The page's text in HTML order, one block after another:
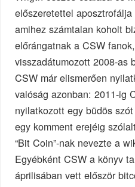
előszeretettel
amihez számtalan koholt
előrángatnak a CSW
visszadátumozott 2008-as
CSW már elismerően
valóság azonban: 2011-ig
nyilatkozott egy büdös
egy komment erejéig
“Bit Coin”-nak nevezte a
Egyébként CSW a könyv
áprilisában vett először